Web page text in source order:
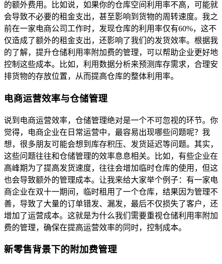
的额外费用。比如说，如果你的仓库空间利用率不高，可能就
会导致不必要的租金支出，甚至影响到货物的周转速度。我之
前在一家电商公司工作时，发现仓库的利用率仅有60%，这不
仅造成了额外的租金支出，还影响了我们的发货效率。根据我
的了解，提升仓储利用率附加费的管理，可以帮助企业更好地
控制这些成本。比如，利用数据分析来预测库存需求，合理安
排货物的存放位置，从而提高仓库的整体利用率。
电商运营效率与仓储管理
说到电商运营效率，仓储管理绝对是一个不可忽视的环节。你
觉得，电商企业在日常运营中，最容易出现哪些问题呢？我
想，很多朋友可能会想到库存积压、发货延迟等问题。其实，
这些问题往往和仓储管理的效率息息相关。比如，有些企业在
高峰期为了提高发货速度，往往会增加临时仓库的使用，但这
也会导致额外的管理成本。让我来给大家举个例子：有一家电
商企业在双十一期间，临时租用了一个仓库，结果因为管理不
善，导致了大量的订单错发、漏发，最后不仅损失了客户，还
增加了运营成本。这就是为什么我们需要重视仓储利用率附加
费的管理，确保在提高运营效率的同时，控制成本。
新零售背景下的附加费管理